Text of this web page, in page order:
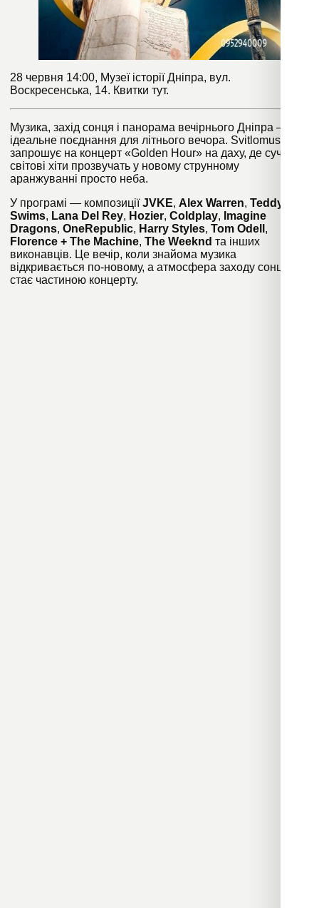
28 червня 14:00, Музеї історії Дніпра, вул.
Воскресенська, 14. Квитки тут.
Музика, захід сонця і панорама вечірнього Дніпра —
ідеальне поєднання для літнього вечора. Svitlomusic
запрошує на концерт «Golden Hour» на даху, де сучасні
світові хіти прозвучать у новому струнному
аранжуванні просто неба.
У програмі — композиціїJVKE, Alex Warren, Teddy
Swims, Lana Del Rey, Hozier, Coldplay, Imagine
Dragons, OneRepublic, Harry Styles, Tom Odell ,
Florence + The Machine, The Weeknd та інших
виконавців. Це вечір, коли знайома музика
відкривається по-новому, а атмосфера заходу сонця
стає частиною концерту.